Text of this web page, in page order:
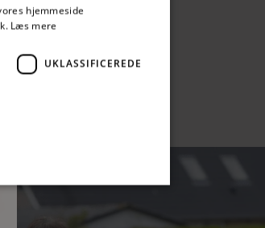
hjemmeside
Læs mere
UKLASSIFICEREDE